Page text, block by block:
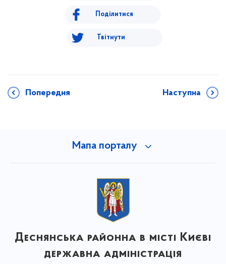
Поділитися
Твітнути
Попередня Наступна
Мапа порталу
Деснянська районна в місті Києві
державна адміністрація